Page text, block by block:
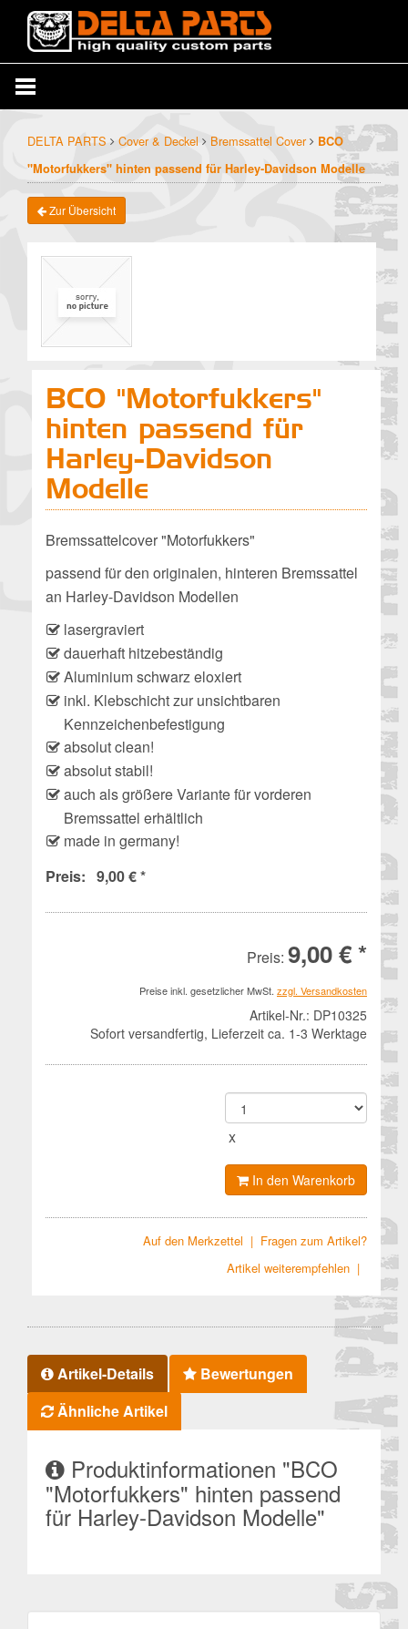
DELTA PARTS Cover & Deckel Bremssattel Cover
BCO
"Motorfukkers" hinten passend für Harley-Davidson Modelle
Zur Übersicht
BCO "Motorfukkers"
hinten passend für
Harley-Davidson
Modelle
Bremssattelcover "Motorfukkers"
passend für den originalen, hinteren Bremssattel
an Harley-Davidson Modellen
lasergraviert
dauerhaft hitzebeständig
Aluminium schwarz eloxiert
inkl. Klebschicht zur unsichtbaren
Kennzeichenbefestigung
absolut clean!
absolut stabil!
auch als größere Variante für vorderen
Bremssattel erhältlich
made in germany!
Preis: 9,00 € *
Preis: 9,00 € *
Preise inkl. gesetzlicher MwSt. zzgl. Versandkosten
Artikel-Nr.: DP10325
Sofort versandfertig, Lieferzeit ca. 1-3 Werktage
x
In den Warenkorb
Fragen zum Artikel?
Auf den Merkzettel |
Artikel weiterempfehlen |
Artikel-Details
Bewertungen
Ähnliche Artikel
Produktinformationen "BCO
"Motorfukkers" hinten passend
für Harley-Davidson Modelle"